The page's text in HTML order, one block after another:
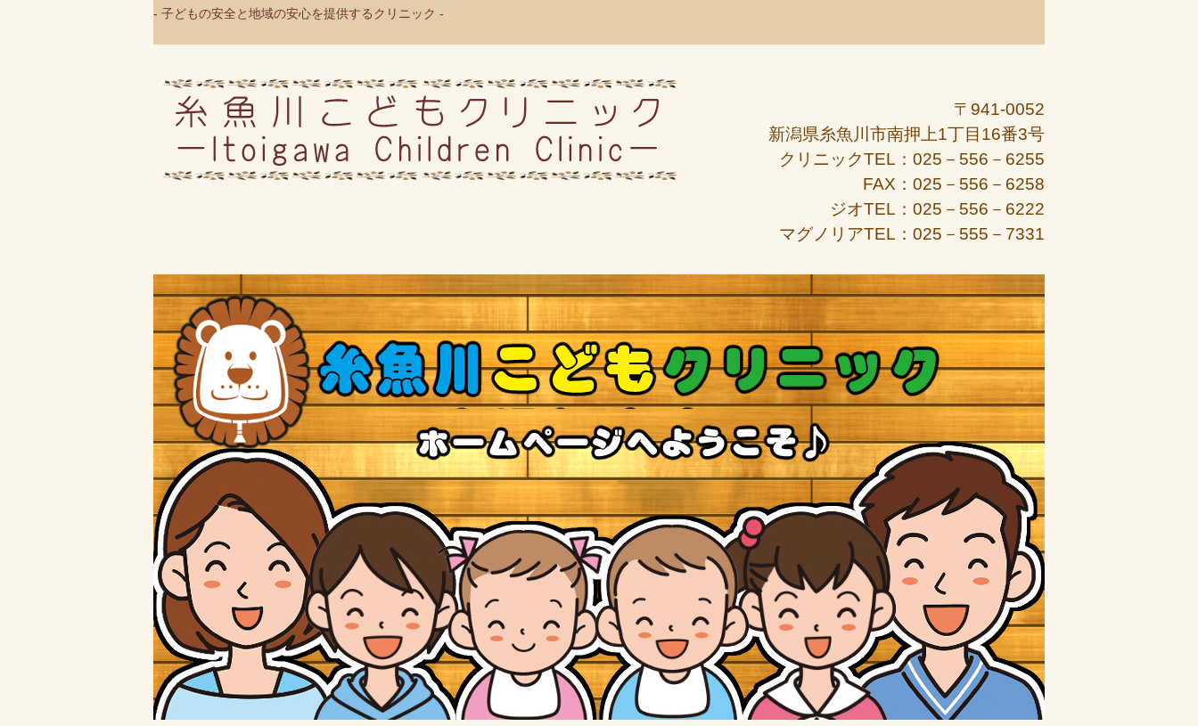
- 子どもの安全と地域の安心を提供するクリニック -
〒941-0052
新潟県糸魚川市南押上1丁目16番3号
クリニックTEL：025－556－6255
FAX：025－556－6258
ジオTEL：025－556－6222
マグノリアTEL：025－555－7331